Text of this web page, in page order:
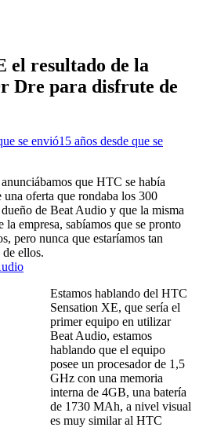
el resultado de la
Dre para disfrute de
se envió15 años desde que se
que HTC se había
una oferta que rondaba los 300
de Beat Audio y que la misma
empresa, sabíamos que se pronto
pero nunca que estaríamos tan
ellos.
Estamos hablando del HTC
Sensation XE, que sería el
primer equipo en utilizar
Beat Audio, estamos
hablando que el equipo
posee un procesador de 1,5
GHz con una memoria
interna de 4GB, una batería
de 1730 MAh, a nivel visual
es muy similar al HTC